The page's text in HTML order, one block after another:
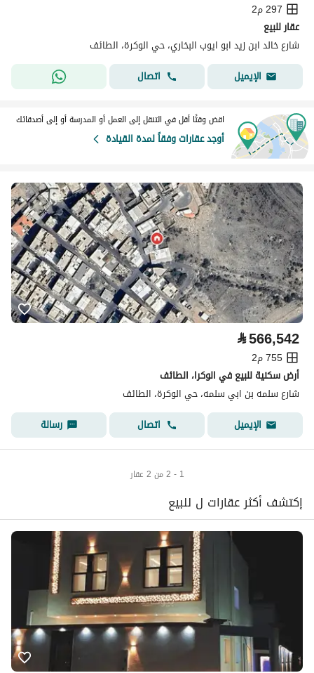
297 م2
عقار للبيع
شارع خالد ابن زيد ابو ايوب البخاري، حي الوكرة، الطائف
الإيميل
اتصال
اقض وقتًا أقل في التنقل إلى العمل أو المدرسة أو إلى أصدقائك
أوجد عقارات وفقاً لمدة القيادة
⃁566,542
755 م2
أرض سكنية للبيع في الوكرا، الطائف
شارع سلمه بن ابي سلمه، حي الوكرة، الطائف
الإيميل
اتصال رسالة
1 - 2 من 2 عقار
إكتشف أكثر عقارات ل للبيع